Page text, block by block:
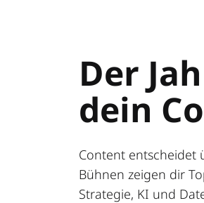
Der
dein
Content entscheidet
Bühnen zeigen dir
Strategie, KI und